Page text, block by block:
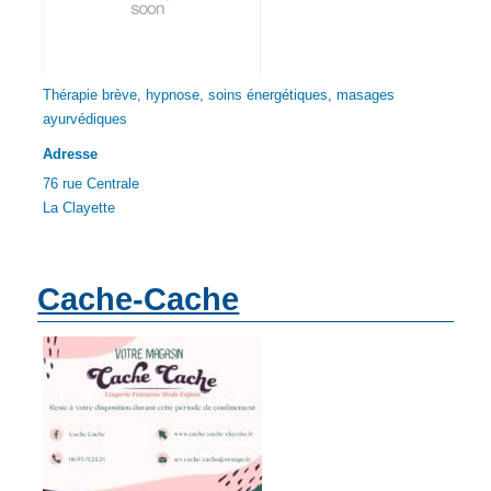
Thérapie brève, hypnose, soins énergétiques, masages
ayurvédiques
Adresse
76 rue Centrale
La Clayette
Cache-Cache